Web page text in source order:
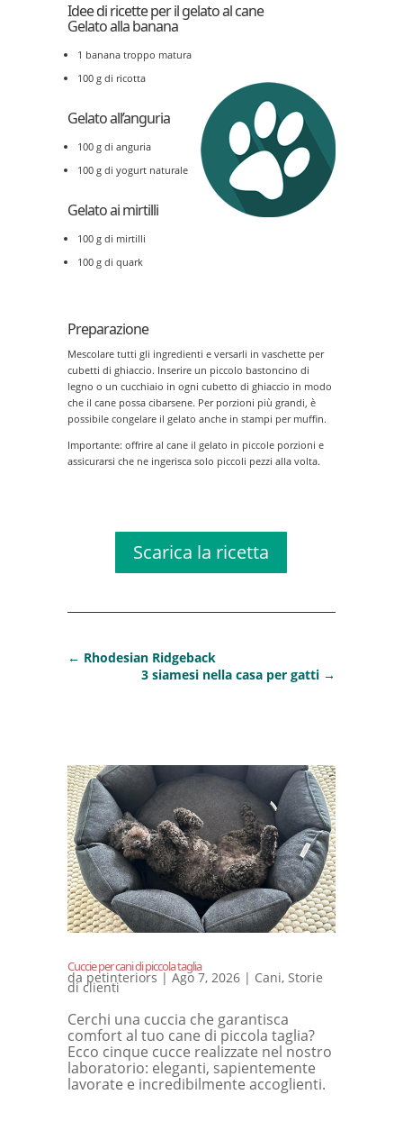
Idee di ricette per il gelato al cane
Gelato alla banana
1 banana troppo matura
100 g di ricotta
Gelato all’anguria
100 g di anguria
100 g di yogurt naturale
Gelato ai mirtilli
100 g di mirtilli
100 g di quark
Preparazione
Mescolare tutti gli ingredienti e versarli in vaschette per
cubetti di ghiaccio. Inserire un piccolo bastoncino di
legno o un cucchiaio in ogni cubetto di ghiaccio in modo
che il cane possa cibarsene. Per porzioni più grandi, è
possibile congelare il gelato anche in stampi per muffin.
Importante: offrire al cane il gelato in piccole porzioni e
assicurarsi che ne ingerisca solo piccoli pezzi alla volta.
Scarica la ricetta
← Rhodesian Ridgeback
3 siamesi nella casa per gatti →
Cuccie per cani di piccola taglia
da petinteriors | Ago 7, 2026| Cani, Storie
di clienti
Cerchi una cuccia che garantisca
comfort al tuo cane di piccola taglia?
Ecco cinque cucce realizzate nel nostro
laboratorio: eleganti, sapientemente
lavorate e incredibilmente accoglienti.